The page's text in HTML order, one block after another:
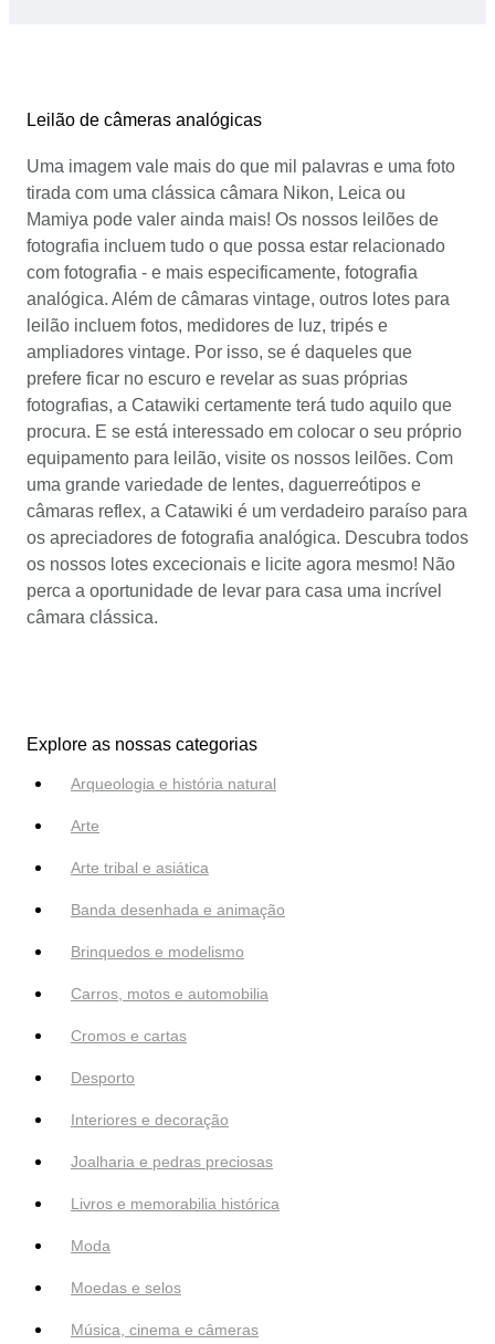
Leilão de câmeras analógicas
Uma imagem vale mais do que mil palavras e uma foto
tirada com uma clássica câmara Nikon, Leica ou
Mamiya pode valer ainda mais! Os nossos leilões de
fotografia incluem tudo o que possa estar relacionado
com fotografia - e mais especificamente, fotografia
analógica. Além de câmaras vintage, outros lotes para
leilão incluem fotos, medidores de luz, tripés e
ampliadores vintage. Por isso, se é daqueles que
prefere ficar no escuro e revelar as suas próprias
fotografias, a Catawiki certamente terá tudo aquilo que
procura. E se está interessado em colocar o seu próprio
equipamento para leilão, visite os nossos leilões. Com
uma grande variedade de lentes, daguerreótipos e
câmaras reflex, a Catawiki é um verdadeiro paraíso para
os apreciadores de fotografia analógica. Descubra todos
os nossos lotes excecionais e licite agora mesmo! Não
perca a oportunidade de levar para casa uma incrível
câmara clássica.
Explore as nossas categorias
Arqueologia e história natural
Arte
Arte tribal e asiática
Banda desenhada e animação
Brinquedos e modelismo
Carros, motos e automobilia
Cromos e cartas
Desporto
Interiores e decoração
Joalharia e pedras preciosas
Livros e memorabilia histórica
Moda
Moedas e selos
Música, cinema e câmeras